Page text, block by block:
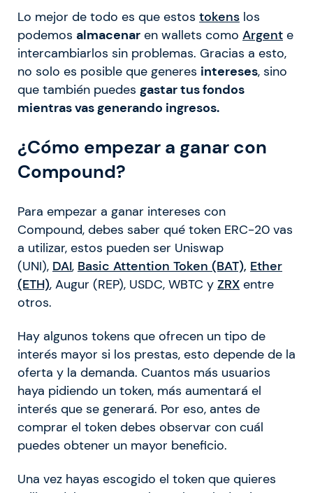
Lo mejor de todo es que estos tokens los
podemos almacenar en wallets como Argent e
intercambiarlos sin problemas. Gracias a esto,
no solo es posible que generes intereses, sino
que también puedes gastar tus fondos
mientras vas generando ingresos.
¿Cómo empezar a ganar con
Compound?
Para empezar a ganar intereses con
Compound, debes saber qué token ERC-20 vas
a utilizar, estos pueden ser Uniswap
(UNI), DAI, Basic Attention Token (BAT), Ether
(ETH), Augur (REP), USDC, WBTC y ZRX entre
otros.
Hay algunos tokens que ofrecen un tipo de
interés mayor si los prestas, esto depende de la
oferta y la demanda. Cuantos más usuarios
haya pidiendo un token, más aumentará el
interés que se generará. Por eso, antes de
comprar el token debes observar con cuál
puedes obtener un mayor beneficio.
Una vez hayas escogido el token que quieres